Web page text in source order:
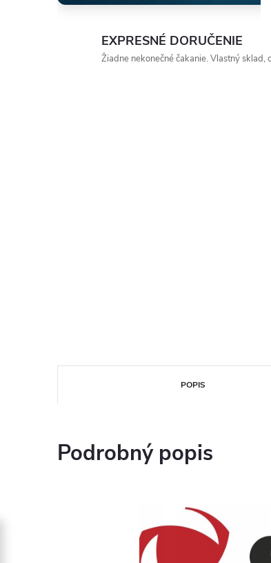
EXPRESNÉ DORUČENIE
Žiadne nekonečné čakanie. Vlastný
POPIS
Podrobný popis